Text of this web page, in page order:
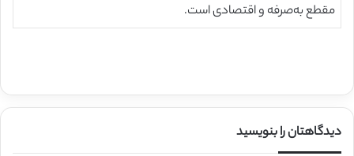
مقطع به‌صرفه و اقتصادی است.
دیدگاهتان را بنویسید